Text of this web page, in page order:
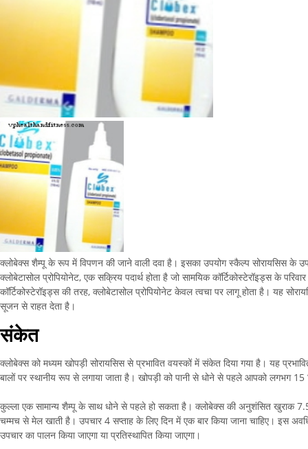
क्लोबेक्स शैम्पू के रूप में विपणन की जाने वाली दवा है। इसका उपयोग स्कैल्प सोरायसिस के
क्लोबेटासोल प्रोपियोनेट, एक सक्रिय पदार्थ होता है जो सामयिक कॉर्टिकोस्टेरॉइड्स के
कॉर्टिकोस्टेरॉइड्स की तरह, क्लोबेटासोल प्रोपियोनेट केवल त्वचा पर लागू होता है। यह
सूजन से राहत देता है।
संकेत
क्लोबेक्स को मध्यम खोपड़ी सोरायसिस से प्रभावित वयस्कों में संकेत दिया गया है। यह
बालों पर स्थानीय रूप से लगाया जाता है। खोपड़ी को पानी से धोने से पहले आपको लगभग 15
कुल्ला एक सामान्य शैम्पू के साथ धोने से पहले हो सकता है। क्लोबेक्स की अनुशंसित खुराक
चम्मच से मेल खाती है। उपचार 4 सप्ताह के लिए दिन में एक बार किया जाना चाहिए। इस
उपचार का पालन किया जाएगा या प्रतिस्थापित किया जाएगा।